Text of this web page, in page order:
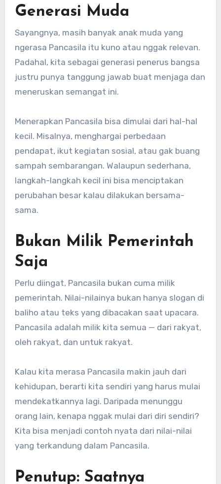
Generasi Muda
Sayangnya, masih banyak anak muda yang
ngerasa Pancasila itu kuno atau nggak relevan.
Padahal, kita sebagai generasi penerus bangsa
justru punya tanggung jawab buat menjaga dan
meneruskan semangat ini.
Menerapkan Pancasila bisa dimulai dari hal-hal
kecil. Misalnya, menghargai perbedaan
pendapat, ikut kegiatan sosial, atau gak buang
sampah sembarangan. Walaupun sederhana,
langkah-langkah kecil ini bisa menciptakan
perubahan besar kalau dilakukan bersama-
sama.
Bukan Milik Pemerintah
Saja
Perlu diingat, Pancasila bukan cuma milik
pemerintah. Nilai-nilainya bukan hanya slogan di
baliho atau teks yang dibacakan saat upacara.
Pancasila adalah milik kita semua — dari rakyat,
oleh rakyat, dan untuk rakyat.
Kalau kita merasa Pancasila makin jauh dari
kehidupan, berarti kita sendiri yang harus mulai
mendekatkannya lagi. Daripada menunggu
orang lain, kenapa nggak mulai dari diri sendiri?
Kita bisa menjadi contoh nyata dari nilai-nilai
yang terkandung dalam Pancasila.
Penutup: Saatnya